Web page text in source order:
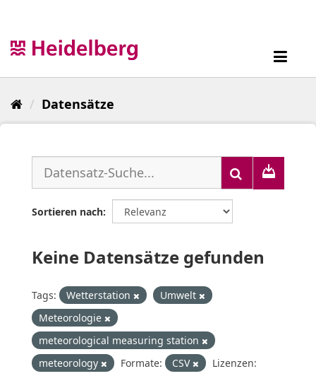
Datensätze
Sortieren nach
Keine Datensätze gefunden
Tags: Wetterstation
Umwelt
Meteorologie
meteorological measuring station
meteorology
Formate: CSV
Lizenzen: